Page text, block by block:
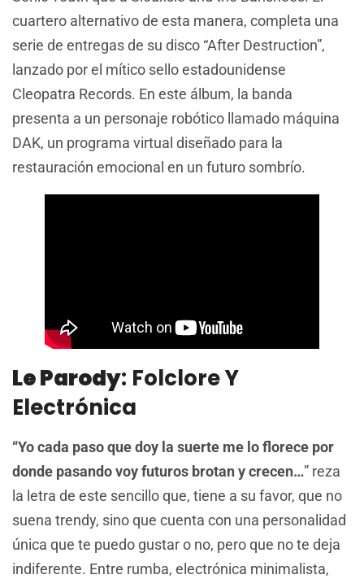
cuartero alternativo de esta manera, completa una
serie de entregas de su disco “After Destruction”,
lanzado por el mítico sello estadounidense
Cleopatra Records. En este álbum, la banda
presenta a un personaje robótico llamado máquina
DAK, un programa virtual diseñado para la
restauración emocional en un futuro sombrío.
Le Parody: Folclore Y
Electrónica
“Yo cada paso que doy la suerte me lo florece por
donde pasando voy futuros brotan y crecen…” reza
la letra de este sencillo que, tiene a su favor, que no
suena trendy, sino que cuenta con una personalidad
única que te puedo gustar o no, pero que no te deja
indiferente. Entre rumba, electrónica minimalista,